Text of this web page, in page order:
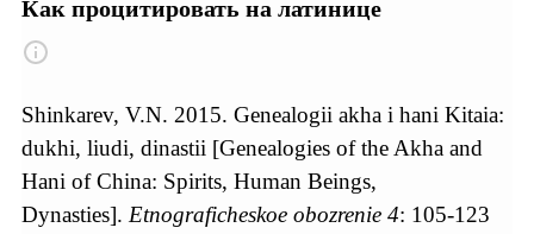
Как процитировать на латинице
Shinkarev, V.N. 2015. Genealogii akha i hani Kitaia:
dukhi, liudi, dinastii [Genealogies of the Akha and
Hani of China: Spirits, Human Beings,
Dynasties]. Etnograficheskoe obozrenie 4: 105-123